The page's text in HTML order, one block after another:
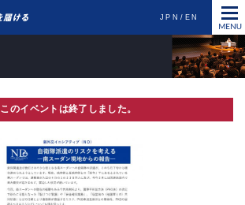
JPN EN
このイベントは終了しました。